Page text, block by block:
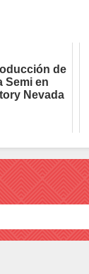
de
Semi en
Nevada